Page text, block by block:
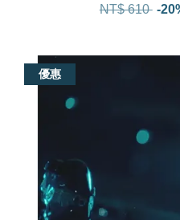
NT$ 610 -
優惠